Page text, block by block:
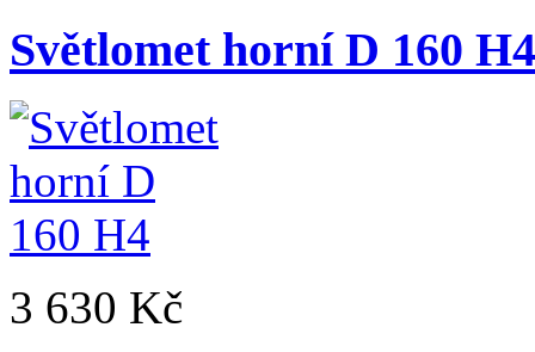
Světlomet horní D 160 H4
3 630 Kč